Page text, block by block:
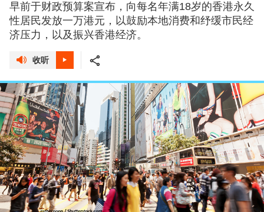
早前于财政预算案宣布，向每名年满18岁的香港永久
性居民发放一万港元，以鼓励本地消费和纾缓市民经
济压力，以及振兴香港经济。
收听